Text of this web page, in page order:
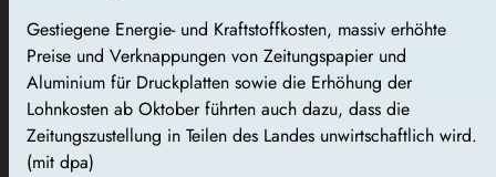
Gestiegene Energie- und Kraftstoffkosten, massiv erhöhte
Preise und Verknappungen von Zeitungspapier und
Aluminium für Druckplatten sowie die Erhöhung der
Lohnkosten ab Oktober führten auch dazu, dass die
Zeitungszustellung in Teilen des Landes unwirtschaftlich wird.
(mit dpa)